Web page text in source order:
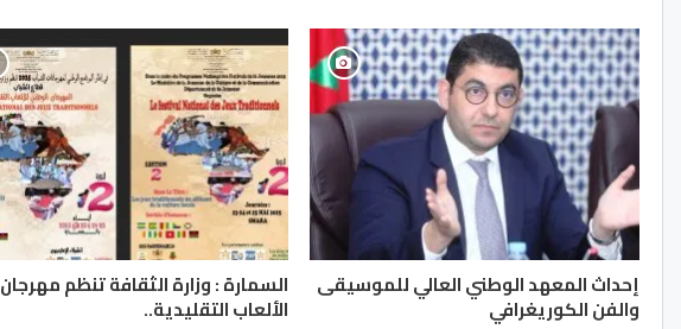
إحداث المعهد الوطني العالي للموسيقى
والفن الكوريغرافي
السمارة : وزارة الثقافة تنظم مهرجان
الألعاب التقليدية..